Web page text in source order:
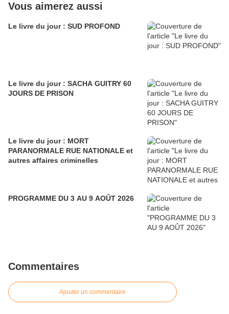
Vous aimerez aussi
Le livre du jour : SUD PROFOND
Le livre du jour : SACHA GUITRY 60
JOURS DE PRISON
Le livre du jour : MORT
PARANORMALE RUE NATIONALE et
autres affaires criminelles
PROGRAMME DU 3 AU 9 AOÛT 2026
Commentaires
Ajouter un commentaire